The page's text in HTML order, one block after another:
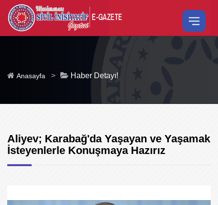
Anasayfa > Haber Detayı!
Aliyev; Karabağ'da Yaşayan ve Yaşamak
İsteyenlerle Konuşmaya Hazırız